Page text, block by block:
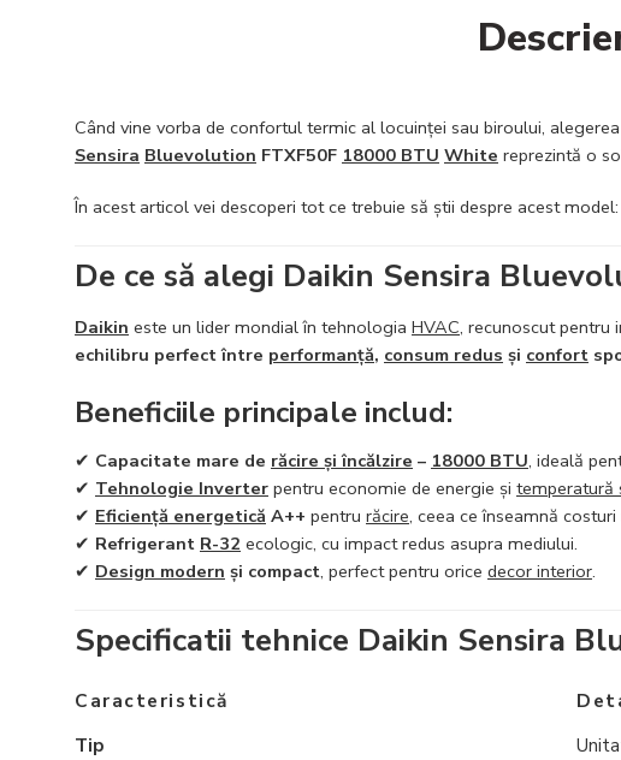
Când vine vorba de confortul termic al locuinței sau biroului,
Sensira Bluevolution FTXF50F 18000 BTU White reprezintă o
În acest articol vei descoperi tot ce trebuie să știi despre acest
De ce să alegi Daikin Sensira
Daikin este un lider mondial în tehnologia HVAC, recunoscut pentru
echilibru perfect între performanță, consum redus și confort
Beneficiile principale includ:
✔ Capacitate mare de răcire și încălzire – 18000 BTU, ideală
✔ Tehnologie Inverter pentru economie de energie și temperatură
✔ Eficiență energetică A++ pentru răcire, ceea ce înseamnă costuri
✔ Refrigerant R-32 ecologic, cu impact redus asupra mediului.
✔ Design modern și compact, perfect pentru orice decor interior.
Specificatii tehnice Daikin Sensira
Caracteristică
Tip